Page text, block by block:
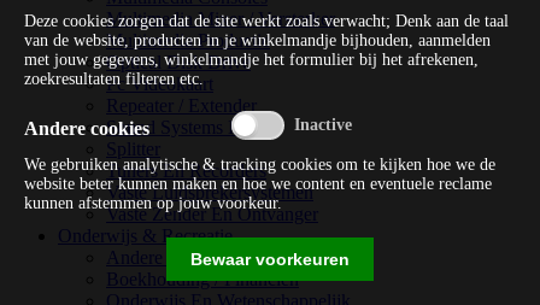
Multimedia Mixer / Versterker
Multimedia Productie
Optical Disk Drive
Pc Videokaart
Repeater / Extender
Sound Systems Hi-fi
Splitter
Tuners En Recorders
Vaste Luidsprekersystemen
Vaste Zender En Ontvanger
Onderwijs & Recreatie
Andere Beveiligingssoftware
Boekhouding / Financiën
Deze cookies zorgen dat de site werkt zoals verwacht; Denk aan de taal
van de website, producten in je winkelmandje bijhouden, aanmelden
met jouw gegevens, winkelmandje het formulier bij het afrekenen,
zoekresultaten filteren etc.
Andere cookies
We gebruiken analytische & tracking cookies om te kijken hoe we de
website beter kunnen maken en hoe we content en eventuele reclame
kunnen afstemmen op jouw voorkeur.
Bewaar voorkeuren